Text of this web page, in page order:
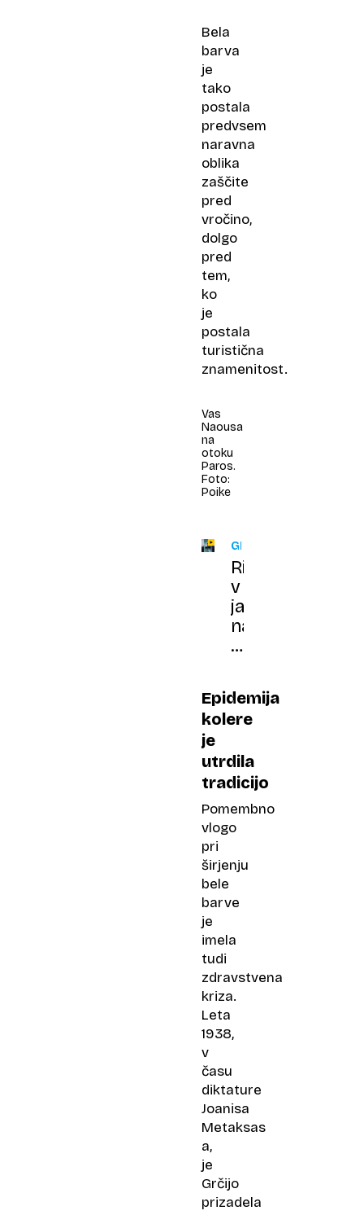
Bela
barva
je
tako
postala
predvsem
naravna
oblika
zaščite
pred
vročino,
dolgo
pred
tem,
ko
je
postala
turistična
znamenitost.
Vas
Naousa
na
otoku
Paros.
Foto:
Poike
GRČIJA
Ribiči
v
jami
našli
brezpilotno
eksploziva
Epidemija
kolere
je
utrdila
tradicijo
Pomembno
vlogo
pri
širjenju
bele
barve
je
imela
tudi
zdravstvena
kriza.
Leta
1938,
v
času
diktature
Joanisa
Metaksas​
a,
je
Grčijo
prizadela